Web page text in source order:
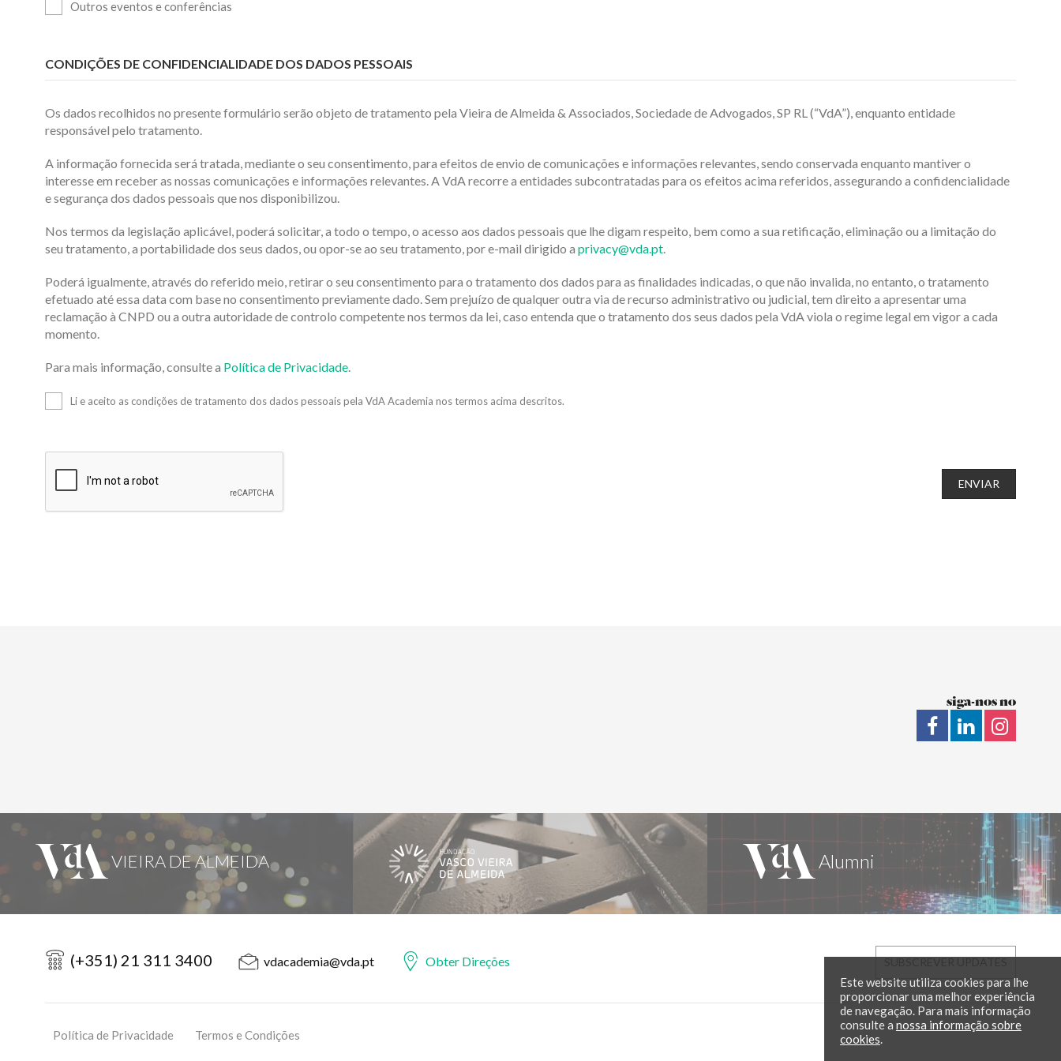
Outros eventos e conferências
CONDIÇÕES DE CONFIDENCIALIDADE DOS DADOS PESSOAIS
Os dados recolhidos no presente formulário serão objeto de tratamento pela Vieira de Almeida & Associados, Sociedade de Advogados, SP RL (“VdA”), enquanto entidade
responsável pelo tratamento.
A informação fornecida será tratada, mediante o seu consentimento, para efeitos de envio de comunicações e informações relevantes, sendo conservada enquanto mantiver o
interesse em receber as nossas comunicações e informações relevantes. A VdA recorre a entidades subcontratadas para os efeitos acima referidos, assegurando a confidencialidade
e segurança dos dados pessoais que nos disponibilizou.
Nos termos da legislação aplicável, poderá solicitar, a todo o tempo, o acesso aos dados pessoais que lhe digam respeito, bem como a sua retificação, eliminação ou a limitação do
seu tratamento, a portabilidade dos seus dados, ou opor-se ao seu tratamento, por e-mail dirigido aprivacy@vda.pt.
Poderá igualmente, através do referido meio, retirar o seu consentimento para o tratamento dos dados para as finalidades indicadas, o que não invalida, no entanto, o tratamento
efetuado até essa data com base no consentimento previamente dado. Sem prejuízo de qualquer outra via de recurso administrativo ou judicial, tem direito a apresentar uma
reclamação à CNPD ou a outra autoridade de controlo competente nos termos da lei, caso entenda que o tratamento dos seus dados pela VdA viola o regime legal em vigor a cada
momento.
Para mais informação, consulte a Política de Privacidade.
Li e aceito as condições de tratamento dos dados pessoais pela VdA Academia nos termos acima descritos.
ENVIAR
siga-nos no
(+351) 21 311 3400 vdacademia@vda.pt Obter Direções
Política de Privacidade Termos e Condições
Este website utiliza cookies para lhe
proporcionar uma melhor experiência
de navegação. Para mais informação
consulte a nossa informação sobre
cookies.